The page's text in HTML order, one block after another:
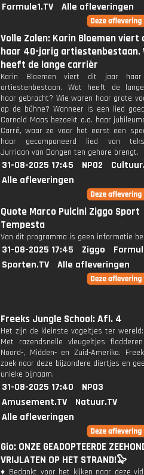
Formule1.TV
Alle afleveringen
Volle Zalen: Karin Bloemen viert
haar 40-jarig artiestenbestaan.
heeft de lange carrièr
Karin Bloemen viert dit jaar haar
artiestenbestaan. Wat heeft de
haar gebracht? Wie waren haar grote
op de bühne? Wanneer is een lied
Cornald Maas bezoekt o.a. haar
Carré, waar ze voor het eerst een
haar gecomponeerd lied van
Jurriaan van Dongen ten gehore brengt.
31-08-2025 17:45 NPO2
Alle afleveringen
Quote Marco Pulcini Ziggo Sport
Tempesta
Van dit programma is geen informatie
31-08-2025 17:45 Ziggo
Sporten.TV
Alle afleveringen
Freeks Jungle School: Afl. 4
Het zijn de kleinste vogeltjes ter
Met razendsnelle vleugeltjes
Noord-, Midden- en Zuid-Amerika.
zoek naar deze bijzondere diertjes en
unieke bijnaam.
31-08-2025 17:40
NPO3
Amusement.TV
Natuur.TV
Alle afleveringen
Gio: ONZE GEADOPTEERDE
VRIJLATEN OP HET STRAND!🦭
♦ Bedankt voor het kijken naar deze